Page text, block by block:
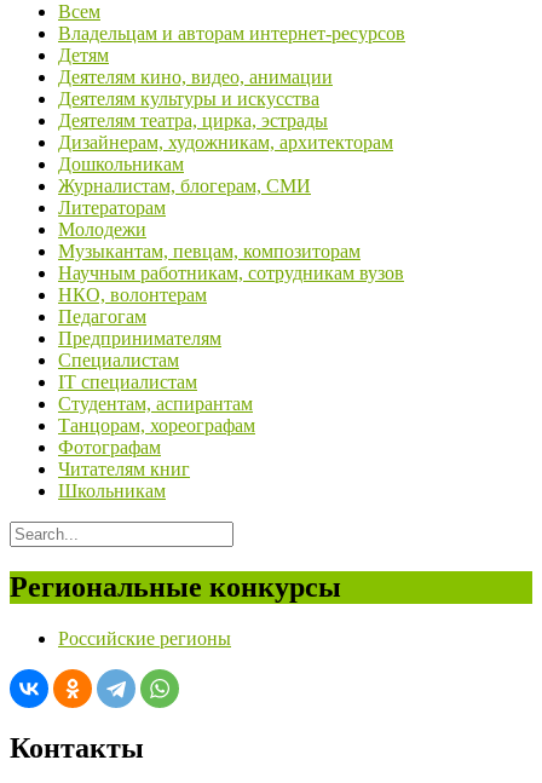
Всем
Владельцам и авторам интернет-ресурсов
Детям
Деятелям кино, видео, анимации
Деятелям культуры и искусства
Деятелям театра, цирка, эстрады
Дизайнерам, художникам, архитекторам
Дошкольникам
Журналистам, блогерам, СМИ
Литераторам
Молодежи
Музыкантам, певцам, композиторам
Научным работникам, сотрудникам вузов
НКО, волонтерам
Педагогам
Предпринимателям
Специалистам
IT специалистам
Студентам, аспирантам
Танцорам, хореографам
Фотографам
Читателям книг
Школьникам
Региональные конкурсы
Российские регионы
Контакты